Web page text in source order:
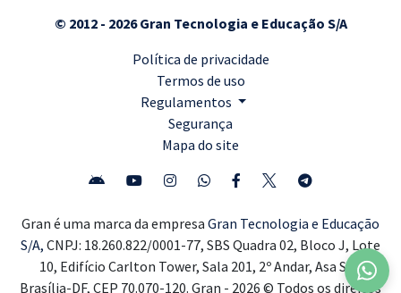
© 2012 - 2026 Gran Tecnologia e Educação S/A
Política de privacidade
Termos de uso
Regulamentos
Segurança
Mapa do site
Gran é uma marca da empresa Gran Tecnologia e Educação
S/A, CNPJ: 18.260.822/0001-77, SBS Quadra 02, Bloco J, Lote
10, Edifício Carlton Tower, Sala 201, 2º Andar, Asa Sul,
Brasília-DF, CEP 70.070-120. Gran - 2026 © Todos os direitos